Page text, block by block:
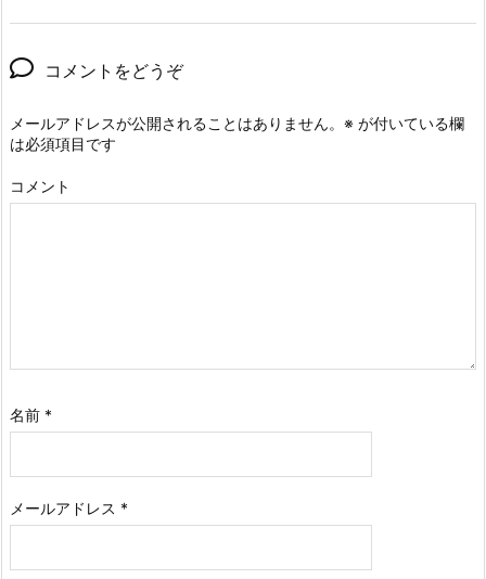
コメントをどうぞ
メールアドレスが公開されることはありません。 ※ が付いている欄
は必須項目です
コメント
名前 *
メールアドレス *